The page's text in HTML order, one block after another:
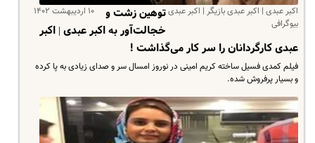
اکبر عبدی | اکبر عبدی بازیگر | اکبر عبدی
بیوگرافی
۱۰ اردیبهشت ۱۴۰۲
توهین زشت و
خجالت‌آور به اکبر عبدی | اکبر
عبدی کارگردانان را سر کار می‌گذاشت !
فیلم کمدی فسیل ساخته کریم امینی در نوروز امسال سر و صدای زیادی به پا کرده
و بسیار پرفروش شده.